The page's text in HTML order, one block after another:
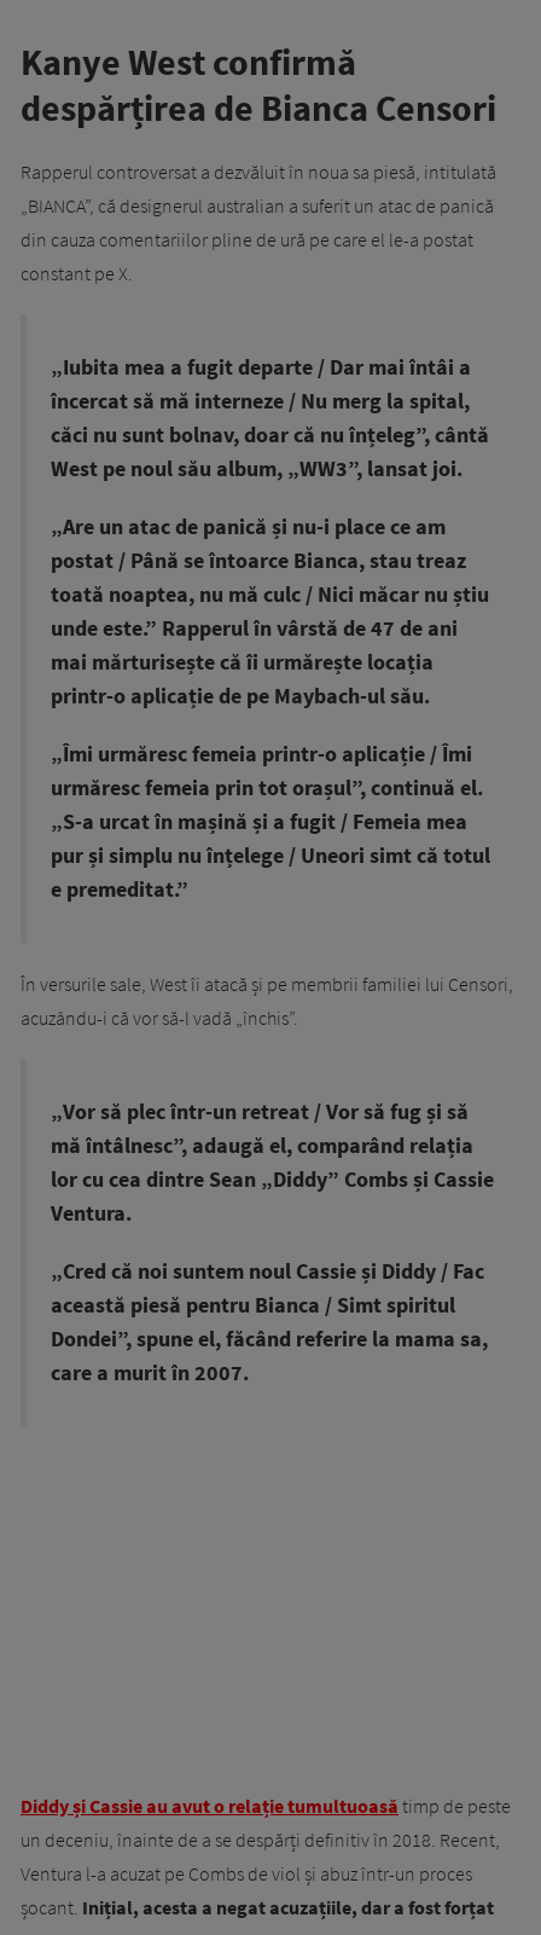
Kanye West confirmă
despărțirea de Bianca Censori
Rapperul controversat a dezvăluit în noua sa piesă, intitulată
„BIANCA”, că designerul australian a suferit un atac de panică
din cauza comentariilor pline de ură pe care el le-a postat
constant pe X.
„Iubita mea a fugit departe / Dar mai întâi a
încercat să mă interneze / Nu merg la spital,
căci nu sunt bolnav, doar că nu înțeleg”, cântă
West pe noul său album, „WW3”, lansat joi.
„Are un atac de panică și nu-i place ce am
postat / Până se întoarce Bianca, stau treaz
toată noaptea, nu mă culc / Nici măcar nu știu
unde este.” Rapperul în vârstă de 47 de ani
mai mărturisește că îi urmărește locația
printr-o aplicație de pe Maybach-ul său.
„Îmi urmăresc femeia printr-o aplicație / Îmi
urmăresc femeia prin tot orașul”, continuă el.
„S-a urcat în mașină și a fugit / Femeia mea
pur și simplu nu înțelege / Uneori simt că totul
e premeditat.”
În versurile sale, West îi atacă și pe membrii familiei lui Censori,
acuzându-i că vor să-l vadă „închis”.
„Vor să plec într-un retreat / Vor să fug și să
mă întâlnesc”, adaugă el, comparând relația
lor cu cea dintre Sean „Diddy” Combs și Cassie
Ventura.
„Cred că noi suntem noul Cassie și Diddy / Fac
această piesă pentru Bianca / Simt spiritul
Dondei”, spune el, făcând referire la mama sa,
care a murit în 2007.
Diddy și Cassie au avut o relație tumultuoasă timp de peste
un deceniu, înainte de a se despărți definitiv în 2018. Recent,
Ventura l-a acuzat pe Combs de viol și abuz într-un proces
șocant. Inițial, acesta a negat acuzațiile, dar a fost forțat